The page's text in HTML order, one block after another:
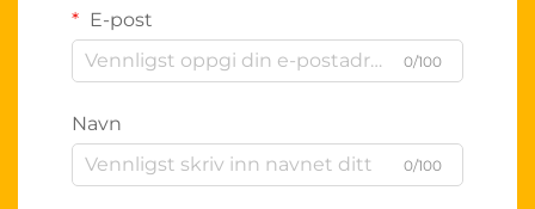
E-post
0/100
Navn
0/100